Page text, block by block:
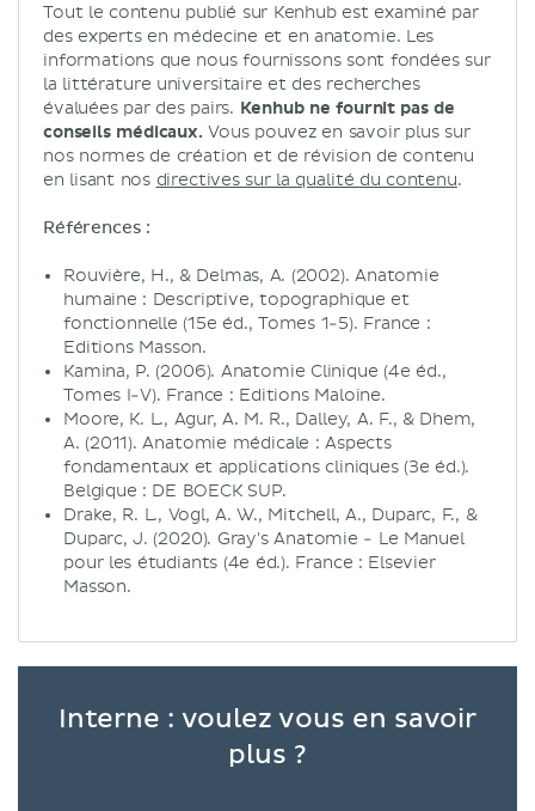
Tout le contenu publié sur Kenhub est examiné par
des experts en médecine et en anatomie. Les
informations que nous fournissons sont fondées sur
la littérature universitaire et des recherches
évaluées par des pairs. Kenhub ne fournit pas de
conseils médicaux. Vous pouvez en savoir plus sur
nos normes de création et de révision de contenu
en lisant nos directives sur la qualité du contenu.
Références :
Rouvière, H., & Delmas, A. (2002). Anatomie
humaine : Descriptive, topographique et
fonctionnelle (15e éd., Tomes 1-5). France :
Editions Masson.
Kamina, P. (2006). Anatomie Clinique (4e éd.,
Tomes I-V). France : Editions Maloine.
Moore, K. L., Agur, A. M. R., Dalley, A. F., & Dhem,
A. (2011). Anatomie médicale : Aspects
fondamentaux et applications cliniques (3e éd.).
Belgique : DE BOECK SUP.
Drake, R. L., Vogl, A. W., Mitchell, A., Duparc, F., &
Duparc, J. (2020). Gray's Anatomie - Le Manuel
pour les étudiants (4e éd.). France : Elsevier
Masson.
Interne : voulez vous en savoir
plus ?